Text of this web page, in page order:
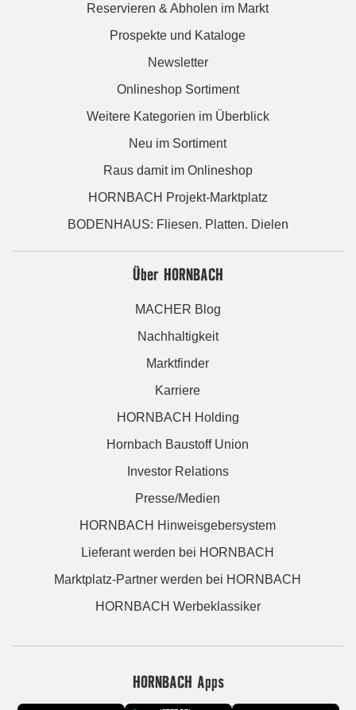
Reservieren & Abholen im Markt
Prospekte und Kataloge
Newsletter
Onlineshop Sortiment
Weitere Kategorien im Überblick
Neu im Sortiment
Raus damit im Onlineshop
HORNBACH Projekt-Marktplatz
BODENHAUS: Fliesen. Platten. Dielen
Über HORNBACH
MACHER Blog
Nachhaltigkeit
Marktfinder
Karriere
HORNBACH Holding
Hornbach Baustoff Union
Investor Relations
Presse/Medien
HORNBACH Hinweisgebersystem
Lieferant werden bei HORNBACH
Marktplatz-Partner werden bei HORNBACH
HORNBACH Werbeklassiker
HORNBACH Apps